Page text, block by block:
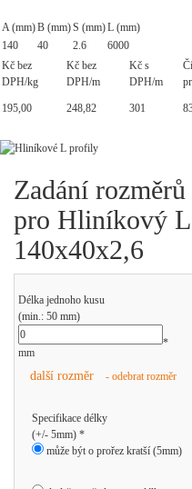
A (mm)B (mm)S (mm)L (mm)
140
40 2.6
6000
Kč bez
DPH/kg
Kč bez
DPH/m
Kč s
DPH/m
195,00 248,82 301
Zadání
pro Hliníkový
140x40x2,6
Délka jednoho kusu
(min.: 50 mm)
mm
*
další rozměr - odebrat rozměr
Specifikace délky
(+/- 5mm) *
může být o prořez kratší (5mm)